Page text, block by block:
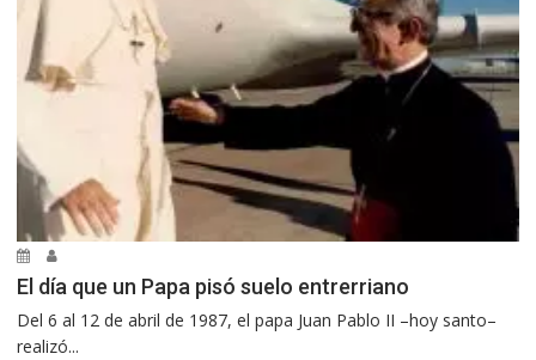
El día que un Papa pisó suelo entrerriano
Del 6 al 12 de abril de 1987, el papa Juan Pablo II –hoy santo–
realizó...